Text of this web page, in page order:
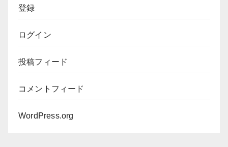
登録
ログイン
投稿フィード
コメントフィード
WordPress.org